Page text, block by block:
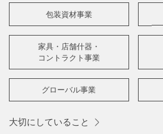
包装資材事業
家具・店舗什器・
コントラクト事業
グローバル事業
大切にしていること